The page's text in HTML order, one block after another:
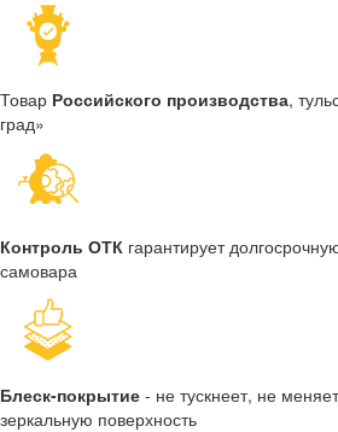
Товар Российского производства,
град»
Контроль ОТК гарантирует
самовара
Блеск-покрытие - не тускнеет, не
зеркальную поверхность